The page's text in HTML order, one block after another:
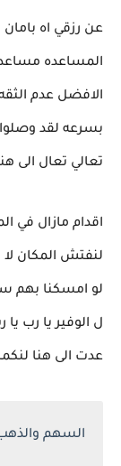
عن رزقي اه
المساعده
الافضل عدم
بسرعه لقد وصلوا
تعالي تعال الى
اقدام مازال في
لنفتش المكان لا
لو امسكنا بهم
ل الوفير يا رب
عدت الى هنا
السهم